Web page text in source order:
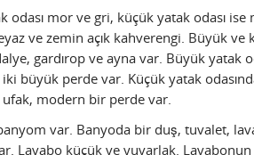
odası mor ve gri, küçük yatak odası ise
ve zemin açık kahverengi. Büyük ve
gardırop ve ayna var. Büyük yatak
büyük perde var. Küçük yatak
ufak, modern bir perde var.
var. Banyoda bir duş, tuvalet,
Lavabo küçük ve yuvarlak.